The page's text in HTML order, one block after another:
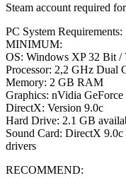
Steam account required
PC System Requirements:
MINIMUM:
OS: Windows XP 32 Bit /
Processor: 2,2 GHz Dual
Memory: 2 GB RAM
Graphics: nVidia
DirectX: Version 9.0c
Hard Drive: 2.1 GB
Sound Card: DirectX 9.0c
drivers
RECOMMEND: